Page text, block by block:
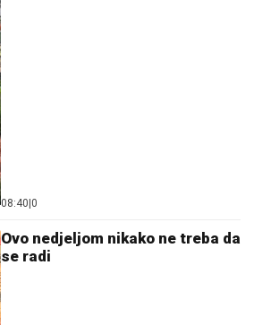
08:40 0
Ovo nedjeljom nikako ne treba da
se radi